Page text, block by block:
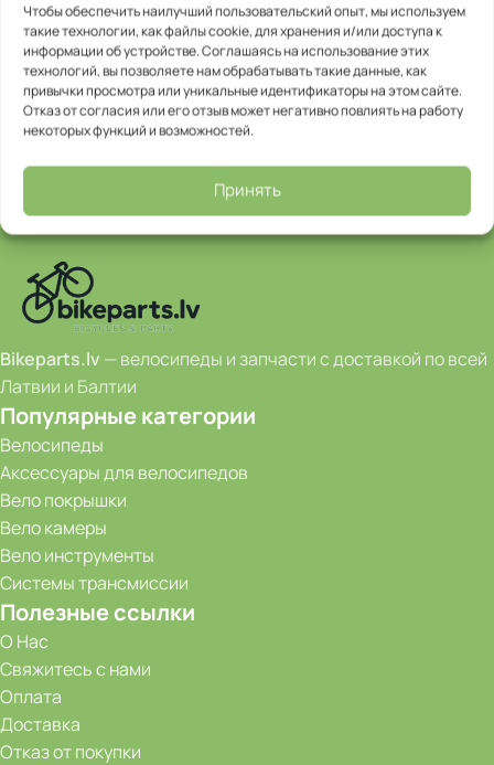
Чтобы обеспечить наилучший пользовательский опыт, мы используем
такие технологии, как файлы cookie, для хранения и/или доступа к
информации об устройстве. Соглашаясь на использование этих
технологий, вы позволяете нам обрабатывать такие данные, как
привычки просмотра или уникальные идентификаторы на этом сайте.
Отказ от согласия или его отзыв может негативно повлиять на работу
некоторых функций и возможностей.
Принять
Bikeparts.lv — велосипеды и запчасти с доставкой по всей
Латвии и Балтии
Популярные категории
Велосипеды
Аксессуары для велосипедов
Вело покрышки
Вело камеры
Вело инструменты
Системы трансмиссии
Полезные ссылки
О Нас
Свяжитесь с нами
Оплата
Доставка
Отказ от покупки